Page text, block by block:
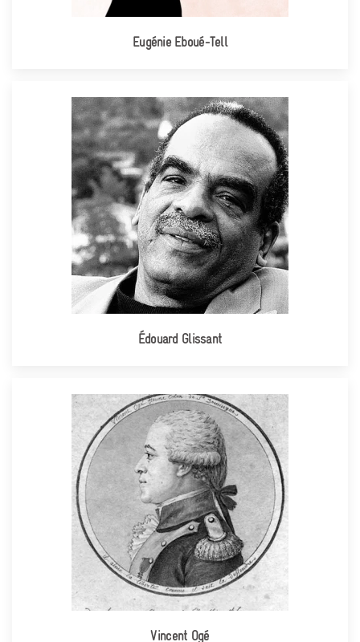
Eugénie Eboué-Tell
Édouard Glissant
Vincent Ogé